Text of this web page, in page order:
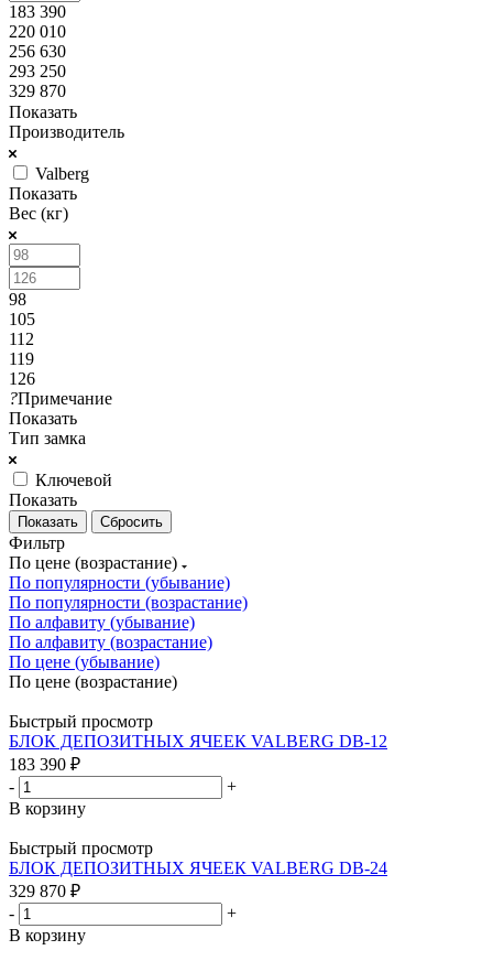
183 390
220 010
256 630
293 250
329 870
Показать
Производитель
Valberg
Показать
Вес (кг)
98
105
112
119
126
?Примечание
Показать
Тип замка
Ключевой
Показать
Сбросить
Фильтр
По цене (возрастание)
По популярности (убывание)
По популярности (возрастание)
По алфавиту (убывание)
По алфавиту (возрастание)
По цене (убывание)
По цене (возрастание)
Быстрый просмотр
БЛОК ДЕПОЗИТНЫХ ЯЧЕЕК VALBERG DB-12
183 390 ₽
-
+
В корзину
Быстрый просмотр
БЛОК ДЕПОЗИТНЫХ ЯЧЕЕК VALBERG DB-24
329 870 ₽
-
+
В корзину